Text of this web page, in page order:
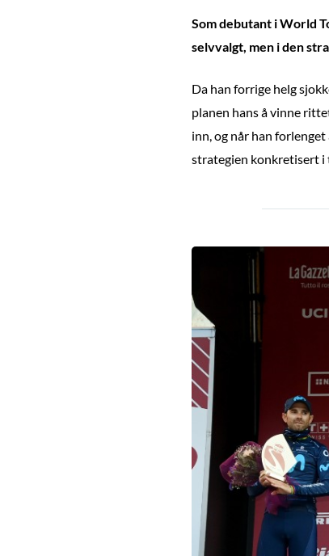
Som debutant i World
selvvalgt, men i den
Da han forrige helg
planen hans å vinne
inn, og når han
strategien konkretisert i